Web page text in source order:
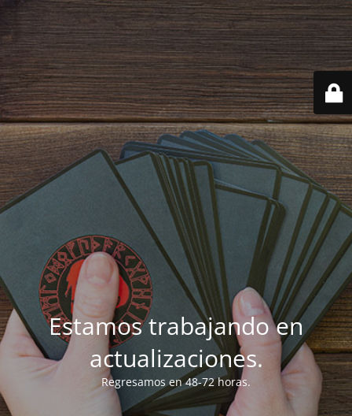
Estamos trabajando en
actualizaciones.
Regresamos en 48-72 horas.